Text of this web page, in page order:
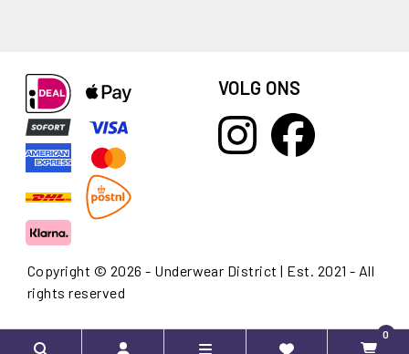
VOLG ONS
Copyright © 2026 - Underwear District | Est. 2021 - All
rights reserved
0